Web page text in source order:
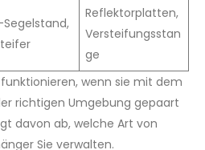
Reflektorplatten,
Versteifungsstan
ge
wenn sie mit dem
richtigen Umgebung gepaart
davon ab, welche Art von
Sie verwalten.